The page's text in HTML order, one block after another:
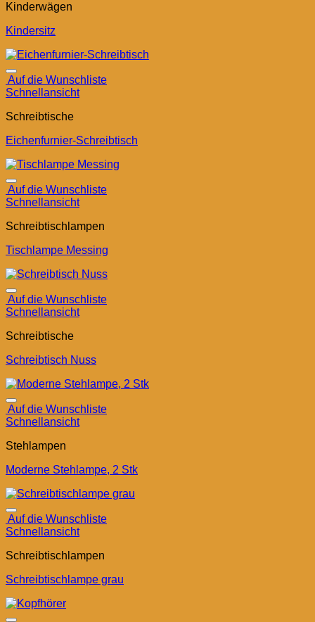
Kinderwägen
Kindersitz
Auf die Wunschliste
Schnellansicht
Schreibtische
Eichenfurnier-Schreibtisch
Auf die Wunschliste
Schnellansicht
Schreibtischlampen
Tischlampe Messing
Auf die Wunschliste
Schnellansicht
Schreibtische
Schreibtisch Nuss
Auf die Wunschliste
Schnellansicht
Stehlampen
Moderne Stehlampe, 2 Stk
Auf die Wunschliste
Schnellansicht
Schreibtischlampen
Schreibtischlampe grau